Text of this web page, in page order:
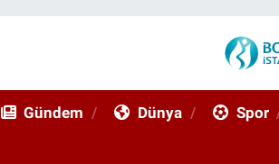
Gündem Dünya Spor